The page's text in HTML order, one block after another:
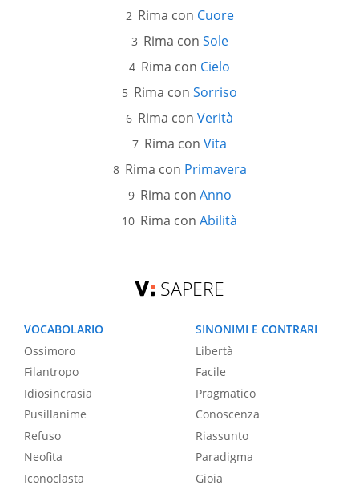
Rima con Cuore
Rima con Sole
Rima con Cielo
Rima con Sorriso
Rima con Verità
Rima con Vita
Rima con Primavera
Rima con Anno
Rima con Abilità
SAPERE
VOCABOLARIO
Ossimoro
Filantropo
Idiosincrasia
Pusillanime
Refuso
Neofita
Iconoclasta
SINONIMI E CONTRARI
Libertà
Facile
Pragmatico
Conoscenza
Riassunto
Paradigma
Gioia